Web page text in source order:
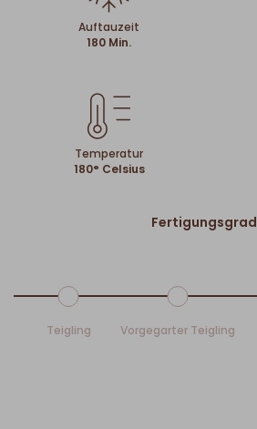
Auftauzeit
180 Min.
Temperatur
180° Celsius
Fertigungsgrad
Teigling Vorgegarter Teigling